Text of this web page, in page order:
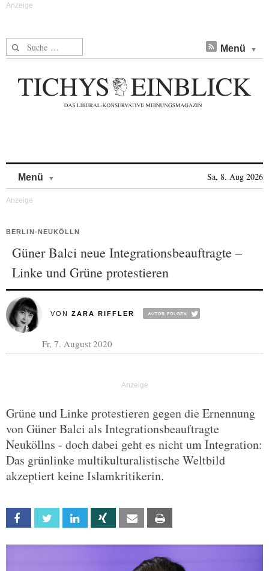
Suche nach: Menü
Menü Sa, 8. Aug 2026
BERLIN-NEUKÖLLN
Güner Balci neue Integrationsbeauftragte –
Linke und Grüne protestieren
VON ZARA RIFFLER
Fr, 7. August 2020
Grüne und Linke protestieren gegen die Ernennung
von Güner Balci als Integrationsbeauftragte
Neuköllns - doch dabei geht es nicht um Integration:
Das grünlinke multikulturalistische Weltbild
akzeptiert keine Islamkritikerin.
Facebook Twitter Linkedin Xing Email